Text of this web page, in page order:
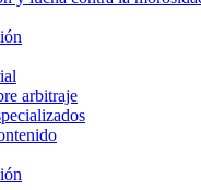
arbitraje